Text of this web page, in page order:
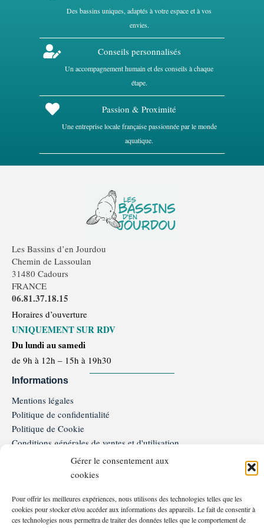
Gérer le consentement aux
cookies
Pour offrir les meilleures expériences, nous utilisons des technologies telles que les
cookies pour stocker et/ou accéder aux informations des appareils. Le fait de consentir à
ces technologies nous permettra de traiter des données telles que le comportement de
Des bassins uniques, adaptés à votre espace et à vos
envies.
Conseils personnalisés
Un accompagnement humain et des conseils à chaque
étape.
Passion & Proximité
Une entreprise locale française passionnée par le monde
aquatique.
Les Bassins d’en Jourdou
Chemin de Lassoulan
31480 Cadours
FRANCE
06.81.37.18.15
Horaires d’ouverture
UNIQUEMENT SUR RDV
Du lundi au samedi
de 9h à 12h – 15h à 19h30
Informations
Mentions légales
Politique de confidentialité
Politique de Cookie
Conditions générales de ventes et d'utilisation
Programme de Fidélité
06.81.37.18.15
Nous contacter